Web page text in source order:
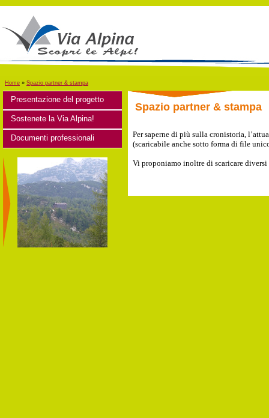
Home » Spazio partner & stampa
Presentazione del progetto
Sostenete la Via Alpina!
Documenti professionali
Spazio partner & stampa
Per saperne di più sulla cronistoria,
(scaricabile anche sotto forma di file
Vi proponiamo inoltre di scaricare